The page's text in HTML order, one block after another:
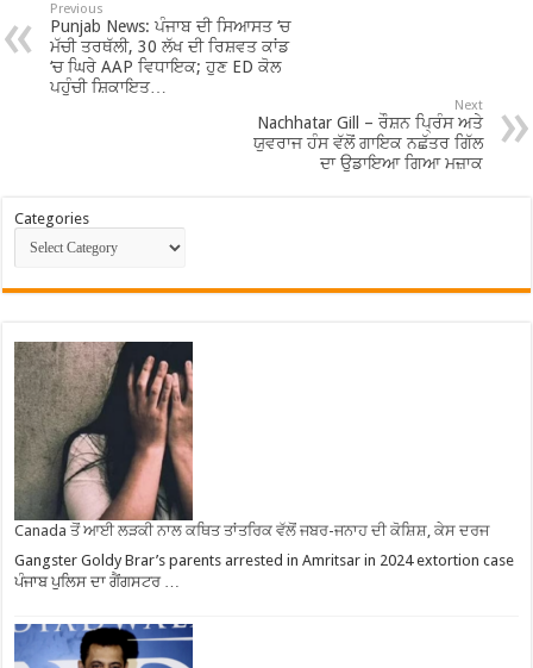
Previous
Punjab News: ਪੰਜਾਬ ਦੀ ਸਿਆਸਤ ‘ਚ
ਮੱਚੀ ਤਰਥੱਲੀ, 30 ਲੱਖ ਦੀ ਰਿਸ਼ਵਤ ਕਾਂਡ
‘ਚ ਘਿਰੇ AAP ਵਿਧਾਇਕ; ਹੁਣ ED ਕੋਲ
ਪਹੁੰਚੀ ਸ਼ਿਕਾਇਤ…
Next
Nachhatar Gill – ਰੌਸ਼ਨ ਪ੍ਰਿੰਸ ਅਤੇ
ਯੁਵਰਾਜ ਹੰਸ ਵੱਲੋਂ ਗਾਇਕ ਨਛੱਤਰ ਗਿੱਲ
ਦਾ ਉਡਾਇਆ ਗਿਆ ਮਜ਼ਾਕ
Categories
Canada ਤੋਂ ਆਈ ਲੜਕੀ ਨਾਲ ਕਥਿਤ ਤਾਂਤਰਿਕ ਵੱਲੋਂ ਜਬਰ-ਜਨਾਹ ਦੀ ਕੋਸ਼ਿਸ਼, ਕੇਸ ਦਰਜ
Gangster Goldy Brar’s parents arrested in Amritsar in 2024 extortion case
ਪੰਜਾਬ ਪੁਲਿਸ ਦਾ ਗੈਂਗਸਟਰ …